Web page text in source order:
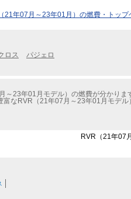
21年07月～23年01月）の燃費・トップ
ロス パジェロ
23年01月モデル）の燃費が分かりま
なRVR（21年07月～23年01月モデ
RVR（21年07